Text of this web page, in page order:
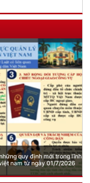
quy định mới trong lĩnh
nam từ ngày 01/7/2026